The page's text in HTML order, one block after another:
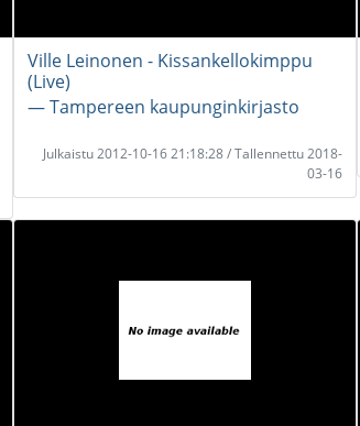
Ville Leinonen - Kissankellokimppu
(Live)
― Tampereen kaupunginkirjasto
Julkaistu 2012-10-16 21:18:28 / Tallennettu 2018-
03-16